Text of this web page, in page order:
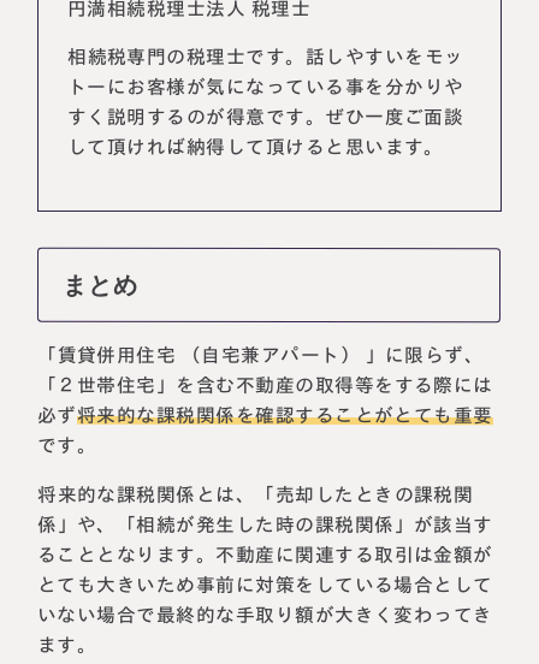
法人情報
東京事務所
ラティス青山スクエア2階
Access 大阪事務所
大阪府大阪市北区角田町8番47号
セミナー
円満相続ちゃんねる
円満相続税理士法人 税理士
相続税専門の税理士です。話しやすいをモッ
トーにお客様が気になっている事を分かりや
すく説明するのが得意です。ぜひ一度ご面談
して頂ければ納得して頂けると思います。
まとめ
「賃貸併用住宅 （自宅兼アパート） 」に限らず、
「２世帯住宅」を含む不動産の取得等をする際には
必ず将来的な課税関係を確認することがとても重要
です。
将来的な課税関係とは、「売却したときの課税関
係」や、「相続が発生した時の課税関係」が該当す
ることとなります。不動産に関連する取引は金額が
とても大きいため事前に対策をしている場合として
いない場合で最終的な手取り額が大きく変わってき
ます。